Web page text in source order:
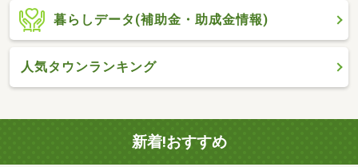
暮らしデータ(補助金・助成金情報)
人気タウンランキング
新着!おすすめ